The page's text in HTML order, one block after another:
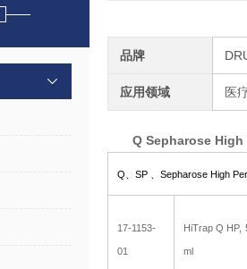
品牌
应用领域 医
Q Sepharose
Q 、SP 、Sepharose High
17-1153-
01
HiTrap Q HP,
ml